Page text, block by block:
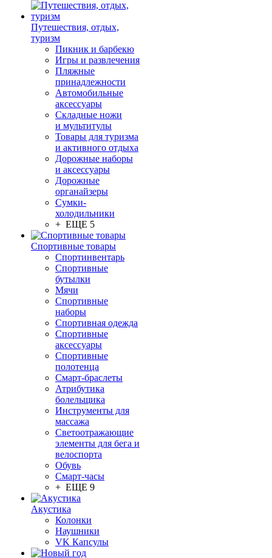
Путешествия, отдых,
туризм
Пикник и барбекю
Игры и развлечения
Пляжные
принадлежности
Автомобильные
аксессуары
Складные ножи
и мультитулы
Товары для туризма
и активного отдыха
Дорожные наборы
и аксессуары
Дорожные
органайзеры
Сумки-
холодильники
+ ЕЩЕ 5
Спортивные товары
Спортинвентарь
Спортивные
бутылки
Мячи
Спортивные
наборы
Спортивная одежда
Спортивные
аксессуары
Спортивные
полотенца
Смарт-браслеты
Атрибутика
болельщика
Инструменты для
массажа
Светоотражающие
элементы для бега и
велоспорта
Обувь
Смарт-часы
+ ЕЩЕ 9
Акустика
Колонки
Наушники
VK Капсулы